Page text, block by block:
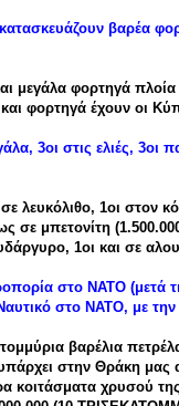
βαρέα
μεγάλα φορτηγά
φορτηγά έχουν οι
3οι στις ελιές, 3οι
λευκόλιθο, 1οι
σε μπετονίτη
1οι και σε
στο ΝΑΤΟ (μετά
στο ΝΑΤΟ, με
βαρέλια
στην Θράκη μας
κοιτάσματα χρυσού